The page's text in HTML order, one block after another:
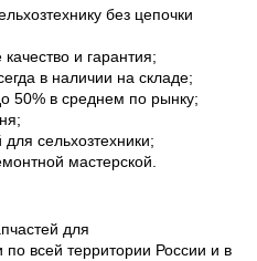
без цепочки
и гарантия;
в наличии на складе;
50% в среднем по рынку;
сельхозтехники;
мастерской.
для
по всей территории России и в